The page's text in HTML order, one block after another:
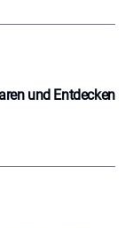
und Entdecken